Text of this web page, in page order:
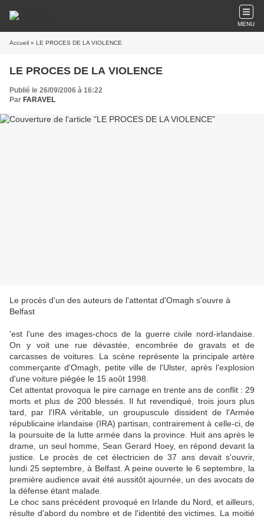
MENU
Accueil » LE PROCES DE LA VIOLENCE
LE PROCES DE LA VIOLENCE
Publié le 26/09/2006 à 16:22
Par FARAVEL
Le procès d'un des auteurs de l'attentat d'Omagh s'ouvre à
Belfast
'est l'une des images-chocs de la guerre civile nord-irlandaise.
On y voit une rue dévastée, encombrée de gravats et de
carcasses de voitures. La scène représente la principale artère
commerçante d'Omagh, petite ville de l'Ulster, après l'explosion
d'une voiture piégée le 15 août 1998.
Cet attentat provoqua le pire carnage en trente ans de conflit : 29
morts et plus de 200 blessés. Il fut revendiqué, trois jours plus
tard, par l'IRA véritable, un groupuscule dissident de l'Armée
républicaine irlandaise (IRA) partisan, contrairement à celle-ci, de
la poursuite de la lutte armée dans la province. Huit ans après le
drame, un seul homme, Sean Gerard Hoey, en répond devant la
justice. Le procès de cet électricien de 37 ans devait s'ouvrir,
lundi 25 septembre, à Belfast. A peine ouverte le 6 septembre, la
première audience avait été aussitôt ajournée, un des avocats de
la défense étant malade.
Le choc sans précédent provoqué en Irlande du Nord, et ailleurs,
résulte d'abord du nombre et de l'identité des victimes. La moitié